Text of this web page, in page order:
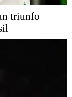
triunfo